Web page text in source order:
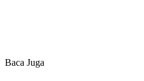
Baca Juga